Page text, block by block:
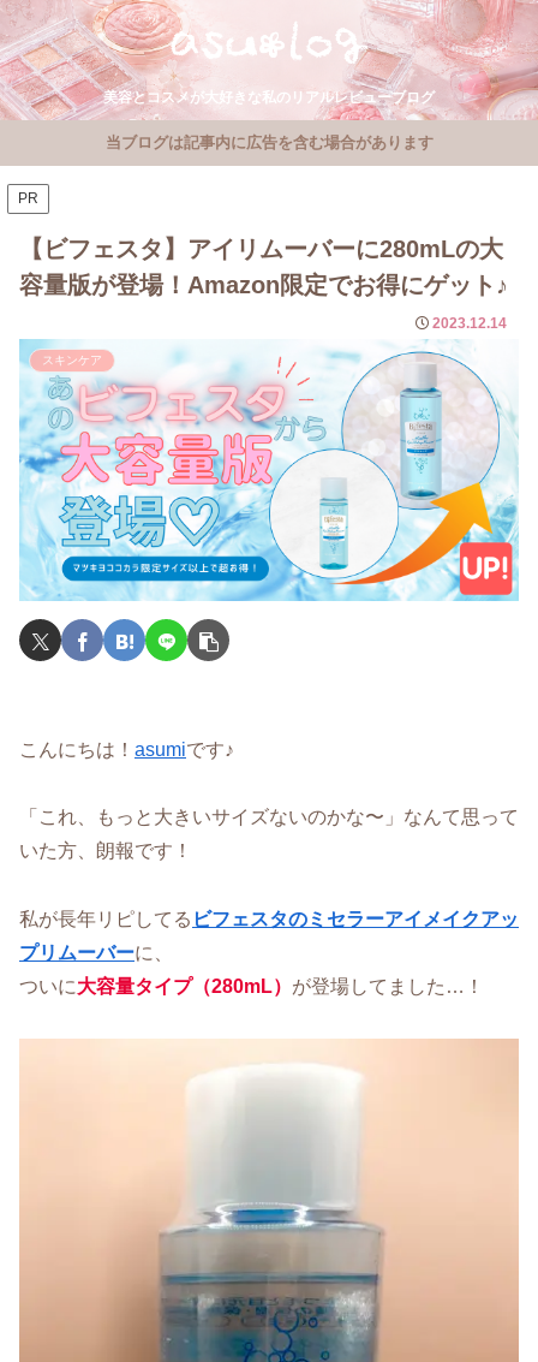
美容とコスメが大好きな私のリアルレビューブログ
当ブログは記事内に広告を含む場合があります
PR
【ビフェスタ】アイリムーバーに280mLの大
容量版が登場！Amazon限定でお得にゲット♪
2023.12.14
スキンケア
こんにちは！ asumiです♪
「これ、もっと大きいサイズないのかな〜」なんて思って
いた方、朗報です！
私が長年リピしてる ビフェスタのミセラーアイメイクアッ
プリムーバーに、
ついに大容量タイプ（280mL） が登場してました…！